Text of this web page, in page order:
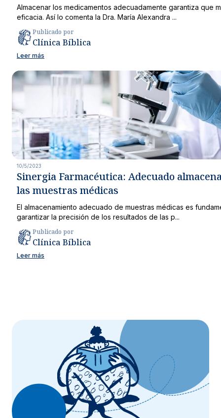
Almacenar los medicamentos adecuadamente garantiza que
eficacia. Así lo comenta la Dra. María Alexandra ...
Publicado por
Clínica Bíblica
Leer más
10/5/2023
Sinergia Farmacéutica: Adecuado
las muestras médicas
El almacenamiento adecuado de muestras médicas es
garantizar la precisión de los resultados de las p...
Publicado por
Clínica Bíblica
Leer más